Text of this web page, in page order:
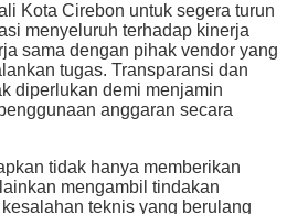
Kota Cirebon untuk segera turun
menyeluruh terhadap kinerja
sama dengan pihak vendor yang
tugas. Transparansi dan
diperlukan demi menjamin
anggaran secara
tidak hanya memberikan
mengambil tindakan
teknis yang berulang